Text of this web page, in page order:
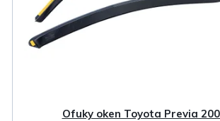
Ofuky oken Toyota Previa